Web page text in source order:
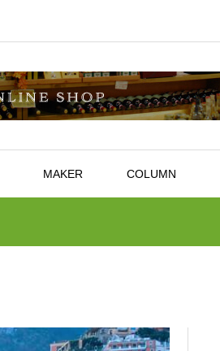
MAKER COLUMN